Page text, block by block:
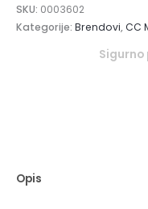
SKU: 0003602
Kategorije: Brendovi,CC
Opis